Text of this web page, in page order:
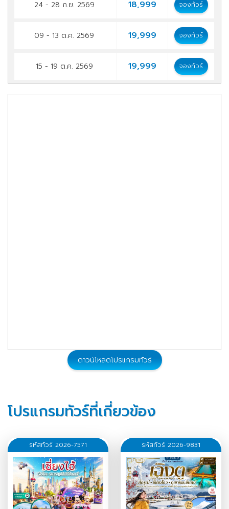
24 - 28 ก.ย. 2569 18,999 จองทัวร์
09 - 13 ต.ค. 2569 19,999 จองทัวร์
15 - 19 ต.ค. 2569 19,999 จองทัวร์
22 - 26 ต.ค. 2569 19,999 จองทัวร์
ดาวน์โหลดโปรแกรมทัวร์
โปรแกรมทัวร์ที่เกี่ยวข้อง
รหัสทัวร์ 2026-7571 รหัสทัวร์ 2026-9831